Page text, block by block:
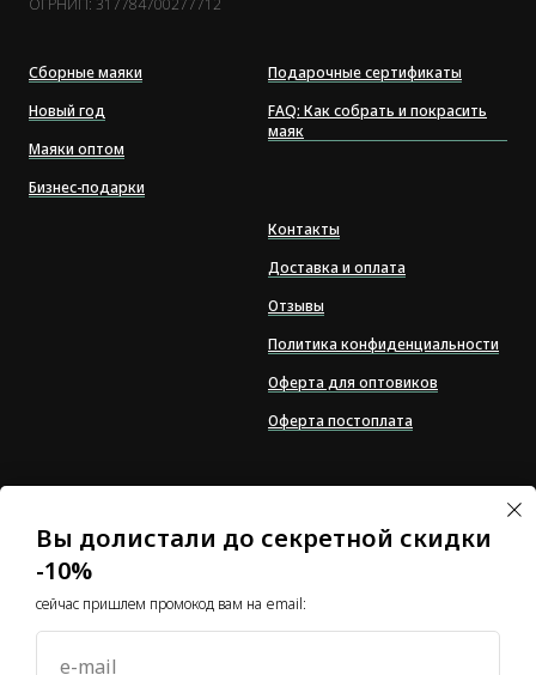
Вы долистали до секретной скидки
-10%
сейчас пришлем промокод вам на email:
e-mail
ОГРНИП: 317784700277712
Сборные маяки
Новый год
Маяки оптом
Бизнес-подарки
Подарочные сертификаты
FAQ: Как собрать и покрасить
маяк
Контакты
Доставка и оплата
Отзывы
Политика конфиденциальности
Оферта для оптовиков
Оферта постоплата
Inc., владеющая
социальными сетями
Facebook и Instagram, по
решению суда от 21.03.2022
признана экстремистской
организацией, ее
деятельность на